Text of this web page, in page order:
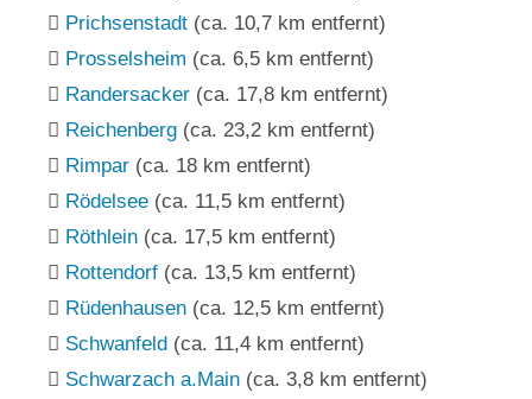
Prichsenstadt (ca. 10,7 km entfernt)
Prosselsheim (ca. 6,5 km entfernt)
Randersacker (ca. 17,8 km entfernt)
Reichenberg (ca. 23,2 km entfernt)
Rimpar (ca. 18 km entfernt)
Rödelsee (ca. 11,5 km entfernt)
Röthlein (ca. 17,5 km entfernt)
Rottendorf (ca. 13,5 km entfernt)
Rüdenhausen (ca. 12,5 km entfernt)
Schwanfeld (ca. 11,4 km entfernt)
Schwarzach a.Main (ca. 3,8 km entfernt)